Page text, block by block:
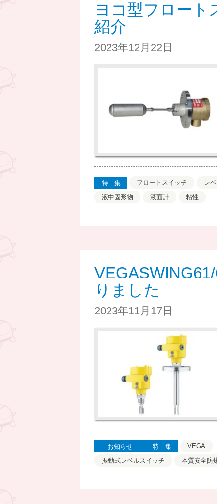
ヨコ型フロー
紹介
2023年12月22日
特集 フロートスイッチ
レ
液中固形物
液面計 粘性
りました
2023年11月17日
お知らせ 特集
VEGA
振動式レベルスイッチ
本質安全防